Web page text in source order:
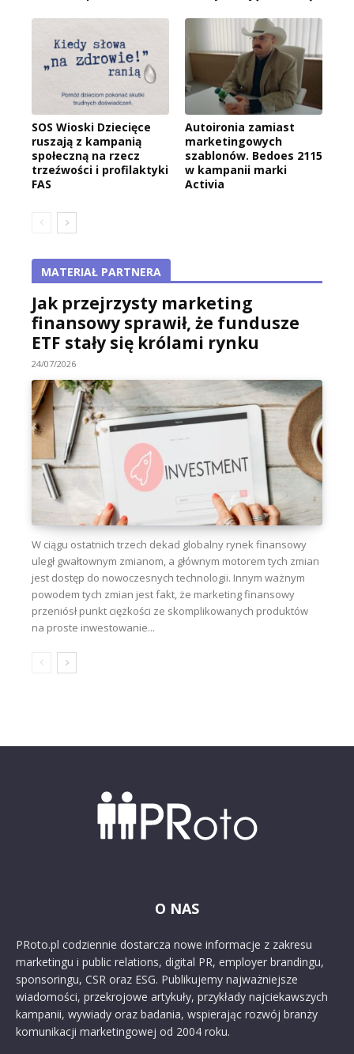
SOS Wioski Dziecięce
ruszają z kampanią
społeczną na rzecz
trzeźwości i profilaktyki
FAS
Autoironia zamiast
marketingowych
szablonów. Bedoes 2115
w kampanii marki
Activia
MATERIAŁ PARTNERA
Jak przejrzysty marketing
finansowy sprawił, że fundusze
ETF stały się królami rynku
24/07/2026
W ciągu ostatnich trzech dekad globalny rynek finansowy
uległ gwałtownym zmianom, a głównym motorem tych zmian
jest dostęp do nowoczesnych technologii. Innym ważnym
powodem tych zmian jest fakt, że marketing finansowy
przeniósł punkt ciężkości ze skomplikowanych produktów
na proste inwestowanie...
O NAS
PRoto.pl codziennie dostarcza nowe informacje z zakresu
marketingu i public relations, digital PR, employer brandingu,
sponsoringu, CSR oraz ESG. Publikujemy najważniejsze
wiadomości, przekrojowe artykuły, przykłady najciekawszych
kampanii, wywiady oraz badania, wspierając rozwój branży
komunikacji marketingowej od 2004 roku.